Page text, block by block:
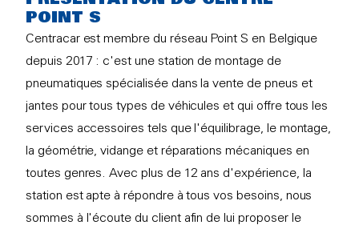
POINT S
Centracar est membre du réseau Point S en Belgique
depuis 2017 : c'est une station de montage de
pneumatiques spécialisée dans la vente de pneus et
jantes pour tous types de véhicules et qui offre tous les
services accessoires tels que l'équilibrage, le montage,
la géométrie, vidange et réparations mécaniques en
toutes genres. Avec plus de 12 ans d'expérience, la
station est apte à répondre à tous vos besoins, nous
sommes à l'écoute du client afin de lui proposer le